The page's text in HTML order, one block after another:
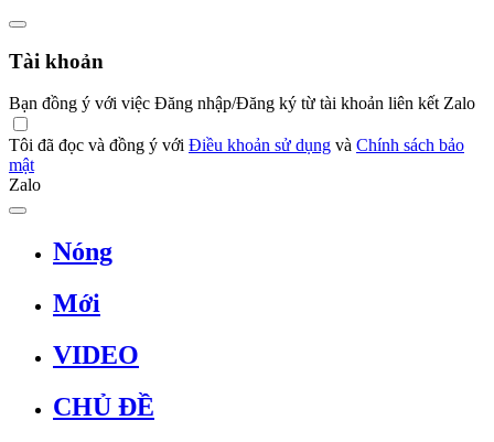
Tài khoản
Bạn đồng ý với việc Đăng nhập/Đăng ký từ tài khoản liên kết Zalo
Tôi đã đọc và đồng ý với Điều khoản sử dụng và Chính sách bảo
mật
Zalo
Nóng
Mới
VIDEO
CHỦ ĐỀ